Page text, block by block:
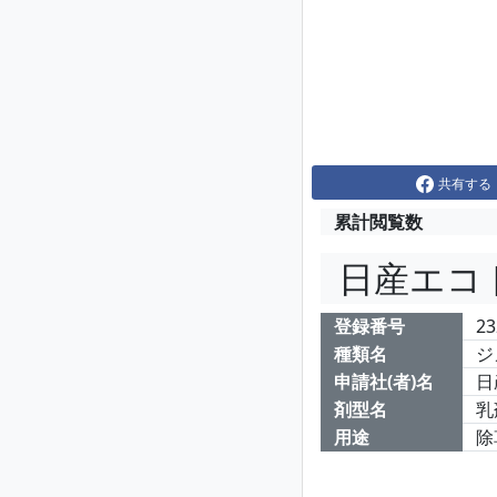
共有する
累計閲覧数
日産エ
登録番号
種類名
申請社(者)名
剤型名
用途